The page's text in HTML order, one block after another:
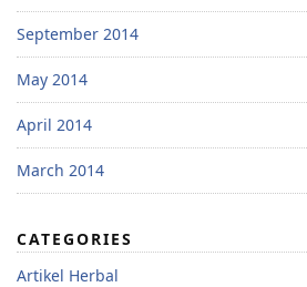
September 2014
May 2014
April 2014
March 2014
CATEGORIES
Artikel Herbal